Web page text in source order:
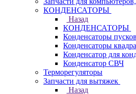
КОНДЕНСАТОРЫ
Назад
КОНДЕНСАТОРЫ
Конденсаторы
Конденсаторы
Конденсатор для
Конденсатор СВЧ
Терморегуляторы
Запчасти для вытяжек
Назад